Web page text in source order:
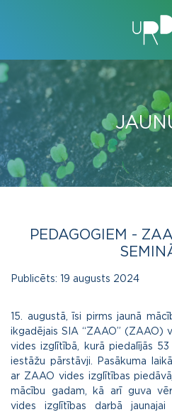
PEDAGOGIEM -
Publicēts: 19 augusts 2024
15. augustā, īsi pirms jaunā
ikgadējais SIA “ZAAO” (ZAAO)
vides izglītībā, kurā piedalījās
iestāžu pārstāvji. Pasākuma
ar ZAAO vides izglītības
mācību gadam, kā arī guva
vides izglītības darbā